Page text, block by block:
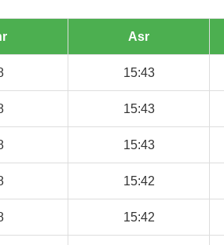
Asr
15:43
15:43
15:43
15:42
15:42